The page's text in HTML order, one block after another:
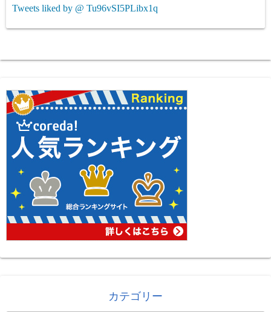
Tweets liked by @ Tu96vSI5PLibx1q
カテゴリー